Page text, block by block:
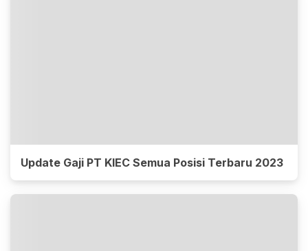
Update Gaji PT KIEC Semua Posisi Terbaru 2023